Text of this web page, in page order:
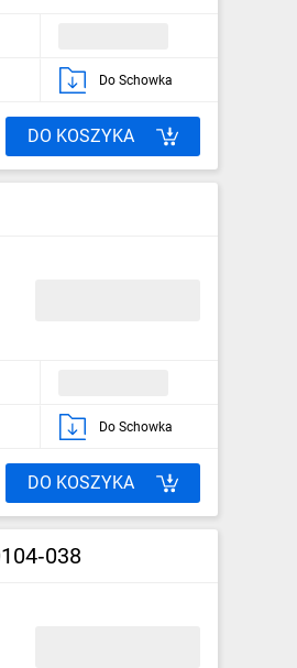
Do Schowka
DO KOSZYKA
Do Schowka
DO KOSZYKA